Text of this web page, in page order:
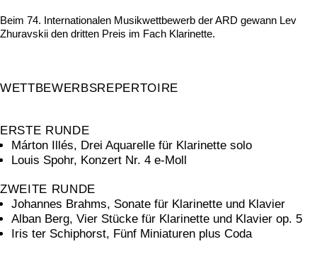
Beim 74. Internationalen Musikwettbewerb der ARD gewann Lev
Zhuravskii den dritten Preis im Fach Klarinette.
WETTBEWERBSREPERTOIRE
ERSTE RUNDE
Márton Illés, Drei Aquarelle für Klarinette solo
Louis Spohr, Konzert Nr. 4 e-Moll
ZWEITE RUNDE
Johannes Brahms, Sonate für Klarinette und Klavier
Alban Berg, Vier Stücke für Klarinette und Klavier op. 5
Iris ter Schiphorst, Fünf Miniaturen plus Coda